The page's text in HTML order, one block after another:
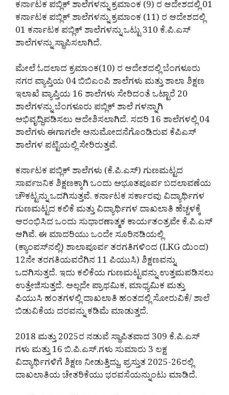
ಕರ್ನಾಟಕ ಪಬ್ಲಿಕ್ ಶಾಲೆಗಳನ್ನು ಕ್ರಮಾಂಕ (9) ರ ಆದೇಶದಲ್ಲಿ 01
ಕರ್ನಾಟಕ ಪಬ್ಲಿಕ್ ಶಾಲೆಗಳನ್ನು ಕ್ರಮಾಂಕ (11) ರ ಆದೇಶದಲ್ಲಿ
01 ಕರ್ನಾಟಕ ಪಬ್ಲಿಕ್ ಶಾಲೆಗಳನ್ನು ಒಟ್ಟು 310 ಕೆ.ಪಿ.ಎಸ್
ಶಾಲೆಗಳನ್ನು ಸ್ಥಾಪಿಸಲಾಗಿದೆ.
ಮೇಲೆ ಓದಲಾದ ಕ್ರಮಾಂಕ(10) ರ ಆದೇಶದಲ್ಲಿ ಬೆಂಗಳೂರು
ನಗರ ವ್ಯಾಪ್ತಿಯ 04 ಬಿಬಿಎಂಪಿ ಶಾಲೆಗಳು ಮತ್ತು ಶಾಲಾ ಶಿಕ್ಷಣ
ಇಲಾಖೆ ವ್ಯಾಪ್ತಿಯ 16 ಶಾಲೆಗಳು ಸೇರಿದಂತೆ ಒಟ್ಟಾರೆ 20
ಶಾಲೆಗಳನ್ನು ಬೆಂಗಳೂರು ಪಬ್ಲಿಕ್ ಶಾಲೆ ಗಳನ್ನಾಗಿ
ಅಭಿವೃದ್ಧಿಪಡಿಸಲು ಆದೇಶಿಸಲಾಗಿದೆ. ಸದರಿ 16 ಶಾಲೆಗಳಲ್ಲಿ 04
ಶಾಲೆಗಳು ಈಗಾಗಲೇ ಅನುಮೋದನೆಗೊಂಡಿರುವ ಕೆಪಿಎಸ್
ಶಾಲೆಗಳ ಪಟ್ಟಿಯಲ್ಲಿ ಸೇರಿರುತ್ತವೆ.
ಕರ್ನಾಟಕ ಪಬ್ಲಿಕ್ ಶಾಲೆಗಳು (ಕೆ.ಪಿ.ಎಸ್) ಗುಣಮಟ್ಟದ
ಸಾರ್ವಜನಿಕ ಶಿಕ್ಷಣಕ್ಕಾಗಿ ಒಂದು ಅಭೂತಪೂರ್ವ ಬದಲಾವಣೆಯ
ಚೌಕಟ್ಟನ್ನು ಒದಗಿಸುತ್ತವೆ. ಕರ್ನಾಟಕ ಸರ್ಕಾರವು ವಿದ್ಯಾರ್ಥಿಗಳ
ಗುಣಮಟ್ಟದ ಕಲಿಕೆ ಮತ್ತು ವಿದ್ಯಾರ್ಥಿಗಳ ದಾಖಲಾತಿ ಹೆಚ್ಚಳಕ್ಕೆ
ಆರಂಭಿಸಿದ ಒಂದು ಸುಧಾರಣಾತ್ಮಕ ಕಾರ್ಯತಂತ್ರವೇ ಕೆ.ಪಿ.ಎಸ್
ಆಗಿವೆ. ಈ ಮಾದರಿಯು ಒಂದೇ ಸೂರಿನಡಿಯಲ್ಲಿ
(ಕ್ಯಾಂಪಸ್‌ನಲ್ಲಿ) ಶಾಲಾಪೂರ್ವ ತರಗತಿಗಳಿಂದ (LKG ಯಿಂದ)
12ನೇ ತರಗತಿಯವರೆಗಿನ 11 ಪಿಯುಸಿ) ಶಿಕ್ಷಣವನ್ನು
ಒದಗಿಸುತ್ತದೆ. ಇದು ಕಲಿಕೆಯ ಗುಣಮಟ್ಟವನ್ನು ಉತ್ತಮಪಡಿಸಲು
ಉತ್ತೇಜಿಸುತ್ತದೆ. ಅಲ್ಲದೇ ಪ್ರಾಥಮಿಕ, ಮಾಧ್ಯಮಿಕ ಮತ್ತು
ಪಿಯುಸಿ ಹಂತಗಳಲ್ಲಿ ದಾಖಲಾತಿ ಹಂತದಲ್ಲಿ ಸೋರುವಿಕೆ/ ಶಾಲೆ
ಬಿಡುವಿಕೆಯ ದರವನ್ನು ಕಡಿಮೆ ಮಾಡುತ್ತದೆ.
2018 ಮತ್ತು 2025ರ ನಡುವೆ ಸ್ಥಾಪಿತವಾದ 309 ಕೆ.ಪಿ.ಎಸ್
ಗಳು ಮತ್ತು 16 ಬಿ.ಪಿ.ಎಸ್.ಗಳು ಸುಮಾರು 3 ಲಕ್ಷ
ವಿದ್ಯಾರ್ಥಿಗಳಿಗೆ ಶಿಕ್ಷಣ ನೀಡುತ್ತಿದ್ದು, ಪ್ರಸ್ತುತ 2025-26ರಲ್ಲಿ
ದಾಖಲಾತಿಯ ಚೇತರಿಕೆಯು ಭರವಸೆಯನ್ನುಂಟು ಮಾಡಿದೆ.